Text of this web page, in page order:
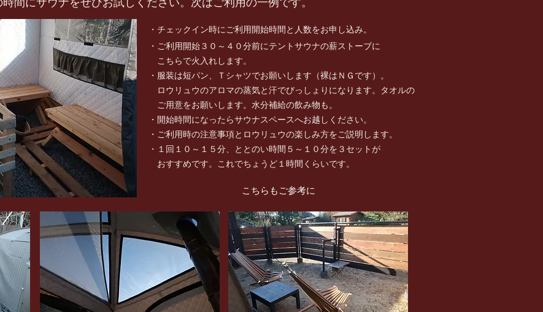
・チェックイン時にご利用開始時間と人数をお申し込み。
・ご利用開始３０～４０分前にテントサウナの薪ストーブに
こちらで火入れします。
・服装は短パン、Ｔシャツでお願いします（裸はＮＧです）。
ロウリュウのアロマの蒸気と汗でびっしょりになります。タオルの
​ ご用意をお願いします。水分補給の飲み物も。
・開始時間になったらサウナスペースへお越しください。
・ご利用時の注意事項とロウリュウの楽しみ方をご説明します。
・１回１０～１５分、ととのい時間５～１０分を３セットが
おすすめです。これでちょうど１時間くらいです。
こちらもご参考に